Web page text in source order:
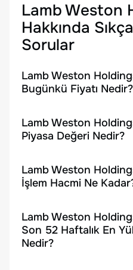
Lamb Weston
Hakkında
Sorular
Lamb Weston
Bugünkü Fiyatı Nedir?
Lamb Weston
Piyasa Değeri Nedir?
Lamb Weston
İşlem Hacmi Ne
Lamb Weston
Son 52 Haftalık En
Nedir?